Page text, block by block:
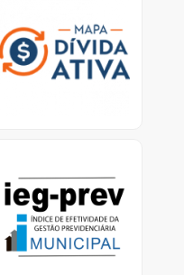
Ferramenta traz dados
sobre os esforços dos
municípios para
recuperar valores
Índice de Efetividade da
Gestão Previdenciária
Previdência Municipal -
dados dos Municípios